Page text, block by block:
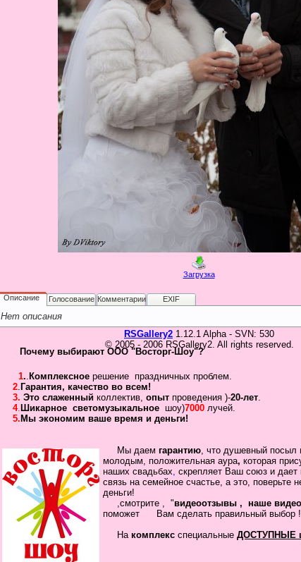
Загрузка
Описание Голосование Комментарии EXIF
Нет описания
RSGallery2 1.12.1 Alpha - SVN: 530
© 2005 - 2006 RSGallery2. All rights reserved.
Почему выбирают ООО "Восторг-Шоу"?
1.. Комплексное решение праздничных проблем.
2. Гарантия, качество во всем!
3. Это слаженный коллектив, опыт проведения )-20-лет.
4. Шикарное светомузыкальное шоу)7000 лучей.
5. Мы экономим ваше время и деньги!
Мы даем гарантию, что душевный посыл
молодым, положительная аура, которая
наших свадьбах, скрепляет Ваш союз и дает
связь на семейное счастье, а это, поверьте
деньги!
,смотрите , "видеоотзывы , наше
поможет Вам сделать правильный выбор
Накомплекс специальные ДОСТУПНЫЕ